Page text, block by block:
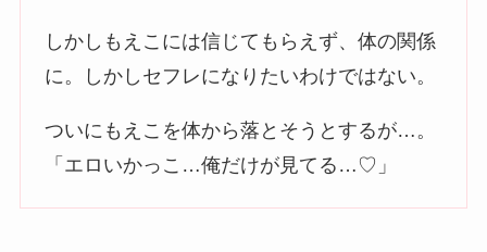
しかしもえこには信じてもらえず、体の関係
に。しかしセフレになりたいわけではない。
ついにもえこを体から落とそうとするが…。
「エロいかっこ…俺だけが見てる…♡」